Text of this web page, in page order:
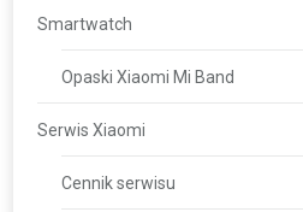
Smartwatch
Opaski Xiaomi Mi Band
Serwis Xiaomi
Cennik serwisu